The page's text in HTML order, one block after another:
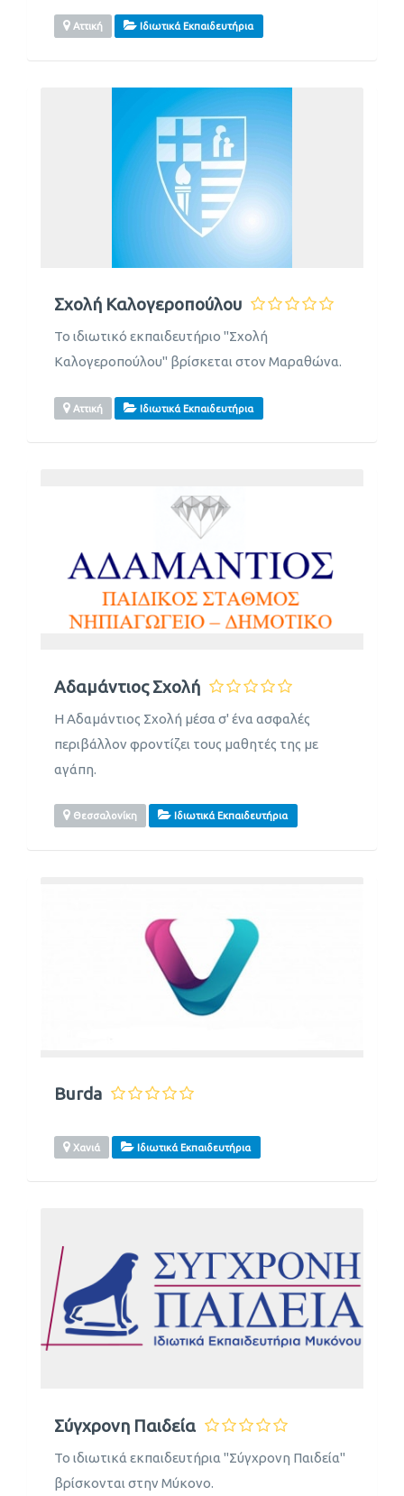
Αττική Ιδιωτικά Εκπαιδευτήρια
Σχολή Καλογεροπούλου
Το ιδιωτικό εκπαιδευτήριο "Σχολή
Καλογεροπούλου" βρίσκεται στον Μαραθώνα.
Αττική Ιδιωτικά Εκπαιδευτήρια
Αδαμάντιος Σχολή
Η Αδαμάντιος Σχολή μέσα σ' ένα ασφαλές
περιβάλλον φροντίζει τους μαθητές της με
αγάπη.
Θεσσαλονίκη Ιδιωτικά Εκπαιδευτήρια
Burda
Χανιά Ιδιωτικά Εκπαιδευτήρια
Σύγχρονη Παιδεία
Το ιδιωτικά εκπαιδευτήρια "Σύγχρονη Παιδεία"
βρίσκονται στην Μύκονο.